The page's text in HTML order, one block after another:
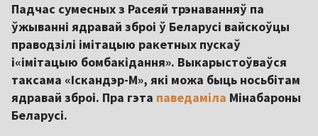
Падчас сумесных з Расеяй трэнаванняў па
ўжыванні ядравай зброі ў Беларусі вайскоўцы
праводзілі імітацыю ракетных пускаў
і«імітацыю бомбакідання». Выкарыстоўваўся
таксама «Іскандэр-М», які можа быць носьбітам
ядравай зброі. Пра гэта паведаміла Мінабароны
Беларусі.